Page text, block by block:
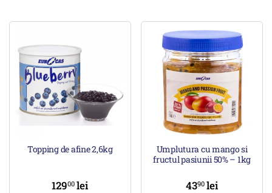
Topping de afine 2,6kg
12900lei
Umplutura cu mango si
fructul pasiunii 50% – 1kg
4390lei